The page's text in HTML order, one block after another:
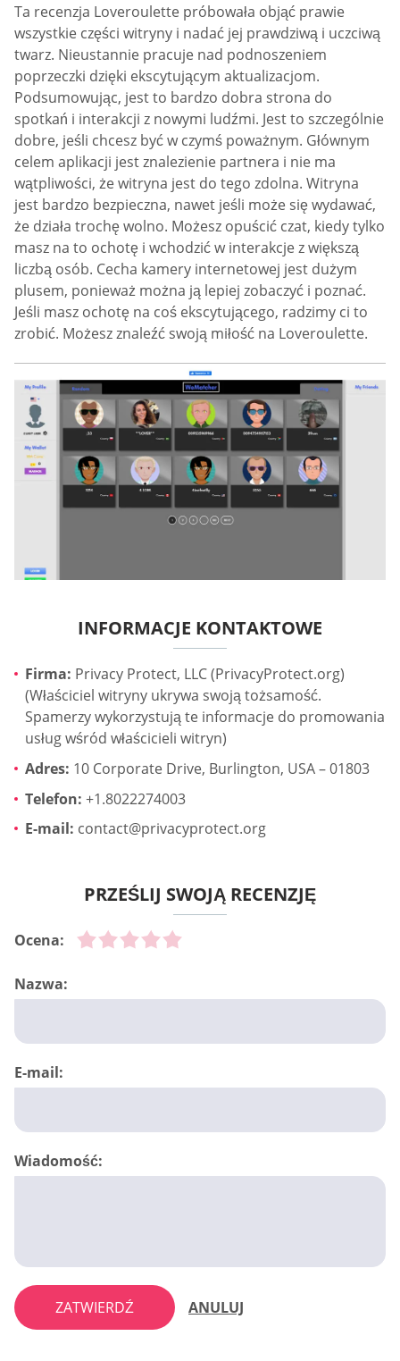
Ta recenzja Loveroulette próbowała objąć prawie
wszystkie części witryny i nadać jej prawdziwą i uczciwą
twarz. Nieustannie pracuje nad podnoszeniem
poprzeczki dzięki ekscytującym aktualizacjom.
Podsumowując, jest to bardzo dobra strona do
spotkań i interakcji z nowymi ludźmi. Jest to szczególnie
dobre, jeśli chcesz być w czymś poważnym. Głównym
celem aplikacji jest znalezienie partnera i nie ma
wątpliwości, że witryna jest do tego zdolna. Witryna
jest bardzo bezpieczna, nawet jeśli może się wydawać,
że działa trochę wolno. Możesz opuścić czat, kiedy tylko
masz na to ochotę i wchodzić w interakcje z większą
liczbą osób. Cecha kamery internetowej jest dużym
plusem, ponieważ można ją lepiej zobaczyć i poznać.
Jeśli masz ochotę na coś ekscytującego, radzimy ci to
zrobić. Możesz znaleźć swoją miłość na Loveroulette.
INFORMACJE KONTAKTOWE
Firma: Privacy Protect, LLC (PrivacyProtect.org)
(Właściciel witryny ukrywa swoją tożsamość.
Spamerzy wykorzystują te informacje do promowania
usług wśród właścicieli witryn)
Adres: 10 Corporate Drive, Burlington, USA – 01803
Telefon: +1.8022274003
E-mail: contact@privacyprotect.org
PRZEŚLIJ SWOJĄ RECENZJĘ
Ocena:
Nazwa:
E-mail:
Wiadomość:
ZATWIERDŹ ANULUJ